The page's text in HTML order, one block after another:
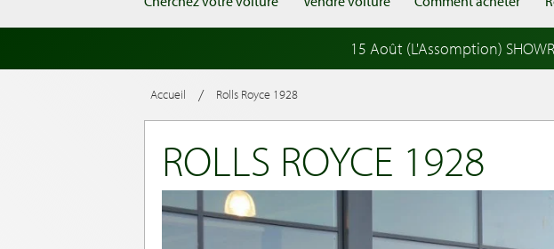
15 Août (L'Assomption)
Accueil / Rolls Royce 1928
ROLLS ROYCE 1928